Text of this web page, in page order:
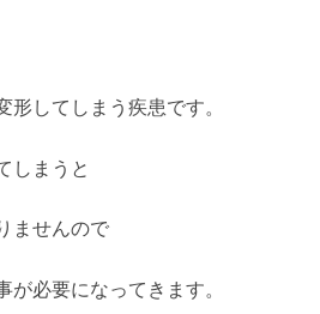
してしまう疾患です。
しまうと
ませんので
必要になってきます。